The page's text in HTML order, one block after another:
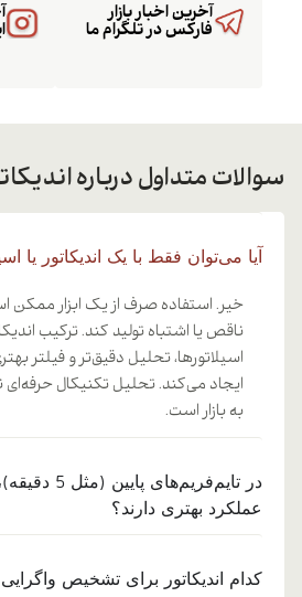
آخرین اخبار بازار
فارکس در تلگرام ما
سوالات متداول درباره
آیا می‌توان فقط با یک اندیکاتور یا
خیر. استفاده صرف از یک ابزار
ناقص یا اشتباه تولید کند. ترکیب
اسیلاتورها، تحلیل دقیق‌تر و فیلتر
ایجاد می‌کند. تحلیل تکنیکال حرفه‌ای
به بازار است.
در تایم‌فریم‌های
عملکرد بهتری دارند؟
کدام اندیکاتور برای تشخیص